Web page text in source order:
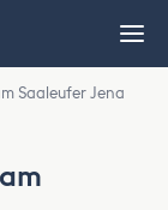
Saaleufer Jena